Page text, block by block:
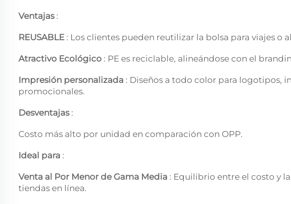
Ventajas :
REUSABLE : Los clientes pueden reutilizar la bolsa para viajes o
Atractivo Ecológico : PE es reciclable, alineándose con el
Impresión personalizada : Diseños a todo color para logotipos,
promocionales.
Desventajas :
Costo más alto por unidad en comparación con OPP.
Ideal para :
Venta al Por Menor de Gama Media : Equilibrio entre el costo y
tiendas en línea.